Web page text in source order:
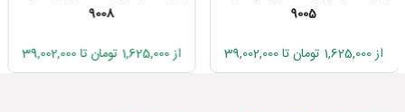
9005
از 1,625,000 تومان تا 39,002,000
9008
از 1,625,000 تومان تا 39,002,000